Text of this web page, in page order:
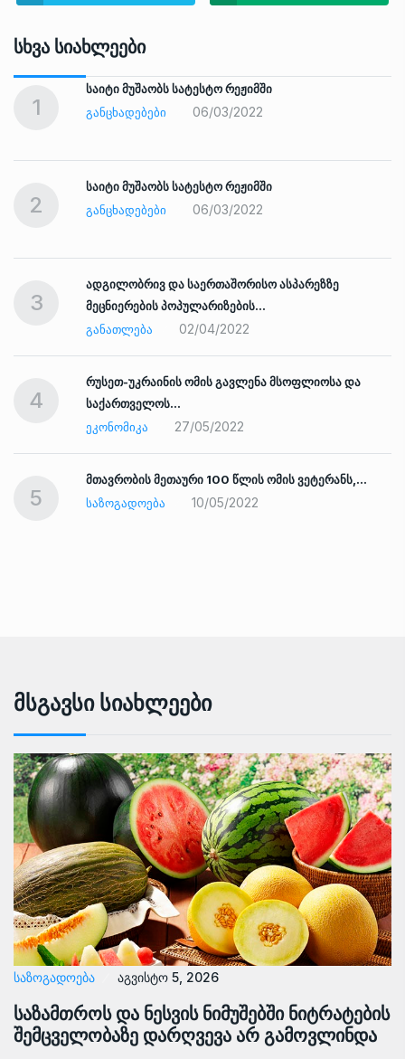
Სხვა Სიახლეები
1
საიტი მუშაობს სატესტო რეჟიმში
ᲒᲐᲜᲪᲮᲐᲓᲔᲑᲔᲑᲘ
06/03/2022
2
საიტი მუშაობს სატესტო რეჟიმში
ᲒᲐᲜᲪᲮᲐᲓᲔᲑᲔᲑᲘ
06/03/2022
3
ადგილობრივ და საერთაშორისო ასპარეზზე
მეცნიერების პოპულარიზების…
ᲒᲐᲜᲐᲗᲚᲔᲑᲐ
02/04/2022
4
რუსეთ-უკრაინის ომის გავლენა მსოფლიოსა და
საქართველოს…
ᲔᲙᲝᲜᲝᲛᲘᲙᲐ
27/05/2022
5
მთავრობის მეთაური 100 წლის ომის ვეტერანს,…
ᲡᲐᲖᲝᲒᲐᲓᲝᲔᲑᲐ
10/05/2022
Მსგავსი Სიახლეები
ᲡᲐᲖᲝᲒᲐᲓᲝᲔᲑᲐ აგვისტო 5, 2026
საზამთროს და ნესვის ნიმუშებში ნიტრატების
შემცველობაზე დარღვევა არ გამოვლინდა